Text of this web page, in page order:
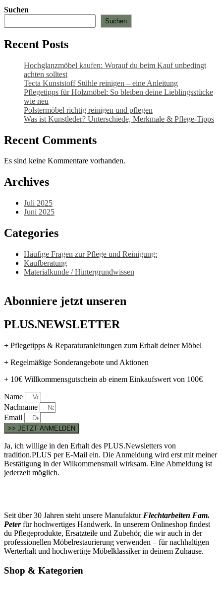
Suchen
Suchen
Recent Posts
Hochglanzmöbel kaufen: Worauf du beim Kauf unbedingt
achten solltest
Tecta Kunststoff Stühle reinigen – eine Anleitung
Pflegetipps für Holzmöbel: So bleiben deine Lieblingsstücke
wie neu​
Polstermöbel richtig reinigen und pflegen
Was ist Kunstleder? Unterschiede, Merkmale & Pflege-Tipps
Recent Comments
Es sind keine Kommentare vorhanden.
Archives
Juli 2025
Juni 2025
Categories
Häufige Fragen zur Pflege und Reinigung:
Kaufberatung
Materialkunde / Hintergrundwissen
Abonniere jetzt unseren
PLUS.NEWSLETTER
+ Pflegetipps & Reparaturanleitungen zum Erhalt deiner Möbel
+ Regelmäßige Sonderangebote und Aktionen
+ 10€ Willkommensgutschein ab einem Einkaufswert von 100€
Name
Nachname
Email
>> JETZT ANMELDEN
Ja, ich willige in den Erhalt des PLUS.Newsletters von
tradition.PLUS per E-Mail ein. Die Anmeldung wird erst mit meiner
Bestätigung in der Wilkommensmail wirksam. Eine Abmeldung ist
jederzeit möglich.
Seit über 30 Jahren steht unsere Manufaktur Flechtarbeiten Fam.
Peterfür hochwertiges Handwerk. In unserem Onlineshop findest
du Pflegeprodukte, Ersatzteile und Zubehör, die wir auch in der
professionellen Möbelrestaurierung verwenden – für nachhaltigen
Werterhalt und hochwertige Möbelklassiker in deinem Zuhause.
Shop & Kategorien